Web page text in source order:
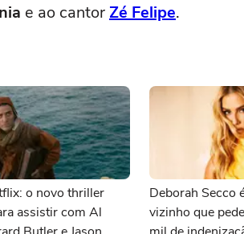
e ao cantor Zé Felipe.
o novo thriller
assistir com Al
Deborah Secco
vizinho que